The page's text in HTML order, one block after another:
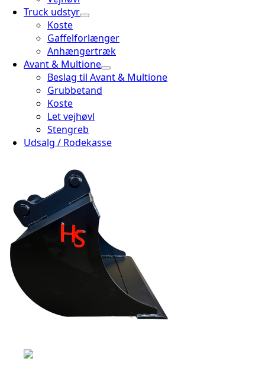
Truck udstyr
Koste
Gaffelforlænger
Anhængertræk
Avant & Multione
Beslag til Avant & Multione
Grubbetand
Koste
Let vejhøvl
Stengreb
Udsalg / Rodekasse